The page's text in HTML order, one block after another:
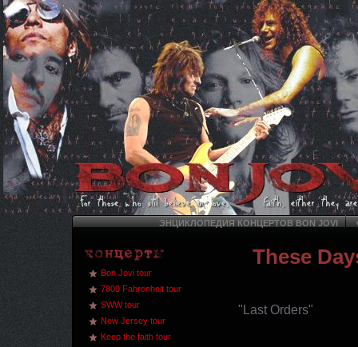
ЭНЦИКЛОПЕДИЯ КОНЦЕРТОВ BON JOVI
Bon Jovi tour
7800 Fahrenheit tour
SWW tour
New Jersey tour
Keep the faith tour
These
"Last Orders"